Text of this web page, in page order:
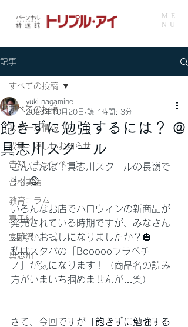
ME
NU
記事
すべての投稿
スクール情報
成果・嬉しいお知らせ
告知・キャンペーン
合格実績
教育コラム
嘉手納
宜野湾
具志川
すべての投稿
飽きずに勉強するには？ @
具志川スクール
yuki nagamine
2023年10月20日 読了時間: 3分
こんばんは！具志川スクールの長嶺で
す！😊
いろんなお店でハロウィンの新商品が
発売されている時期ですが、みなさん
は何かお試しになりましたか？🎃
私はスタバの「Boooooフラペチー
ノ」が気になります！（商品名の読み
方がいまいち掴めませんが…笑）
さて、今回ですが 「飽きずに勉強する